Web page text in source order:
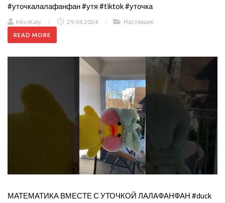
#уточкалалафанфан #утя #tiktok #уточка
MissKaty / 29.04.2024 / Настюшик
READ MORE
МАТЕМАТИКА ВМЕСТЕ С УТОЧКОЙ ЛАЛАФАНФАН #duck